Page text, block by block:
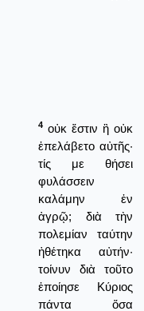
4 οὐκ ἔστιν ἣ οὐκ
ἐπελάβετο αὐτῆς·
τίς με θήσει
φυλάσσειν
καλάμην ἐν
ἀγρῷ; διὰ τὴν
πολεμίαν ταύτην
ἠθέτηκα αὐτήν·
τοίνυν διὰ τοῦτο
ἐποίησε Κύριος
πάντα ὅσα